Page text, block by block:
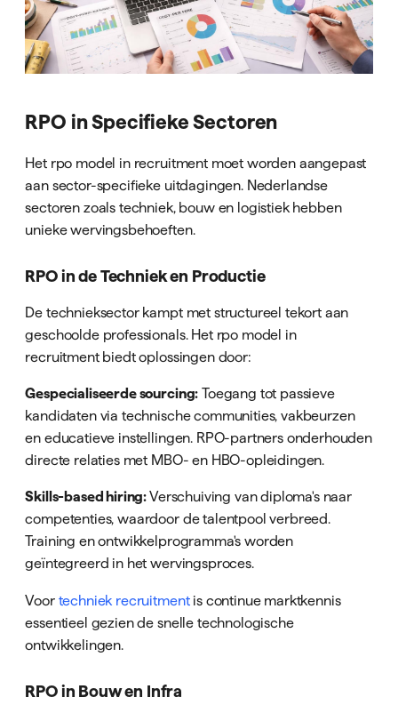
RPO in Specifieke Sectoren
Het rpo model in recruitment moet worden aangepast
aan sector-specifieke uitdagingen. Nederlandse
sectoren zoals techniek, bouw en logistiek hebben
unieke wervingsbehoeften.
RPO in de Techniek en Productie
De technieksector kampt met structureel tekort aan
geschoolde professionals. Het rpo model in
recruitment biedt oplossingen door:
Gespecialiseerde sourcing: Toegang tot passieve
kandidaten via technische communities, vakbeurzen
en educatieve instellingen. RPO-partners onderhouden
directe relaties met MBO- en HBO-opleidingen.
Skills-based hiring:Verschuiving van diploma's naar
competenties, waardoor de talentpool verbreed.
Training en ontwikkelprogramma's worden
geïntegreerd in het wervingsproces.
Voor techniek recruitmentis continue marktkennis
essentieel gezien de snelle technologische
ontwikkelingen.
RPO in Bouw en Infra